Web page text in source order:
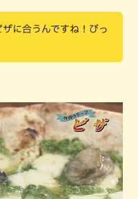
に合うんですね！びっ